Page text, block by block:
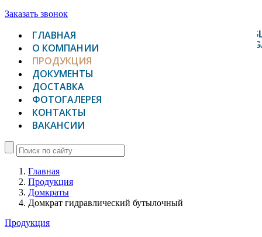
Заказать звонок
ГЛАВНАЯ
О КОМПАНИИ
ПРОДУКЦИЯ
ДОКУМЕНТЫ
ДОСТАВКА
ФОТОГАЛЕРЕЯ
КОНТАКТЫ
ВАКАНСИИ
Главная
Продукция
Домкраты
Домкрат гидравлический бутылочный
Продукция